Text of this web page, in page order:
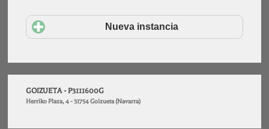
Nueva instancia
GOIZUETA - P3111600G
Herriko Plaza, 4 - 31754 Goizueta (Navarra)